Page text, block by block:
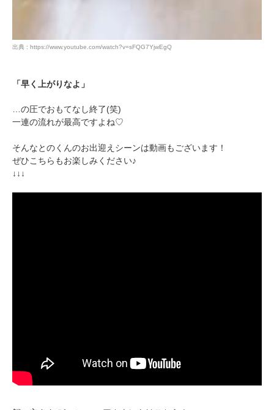
出典 : https://www.youtube.com/watch?v=sFQG7YjwEgQ
「早く上がりなよ」
…の圧でおもてなし終了(笑)
一連の流れが最高ですよね♡
そんなとのくんのお出迎えシーンは動画もございます！
ぜひこちらもお楽しみください♪
↓↓↓